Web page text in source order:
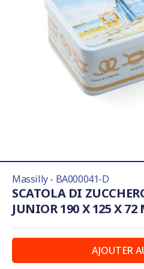
Massilly - BA000041-D
SCATOLA DI
JUNIOR 190 X 125 X 72
AJOUTER